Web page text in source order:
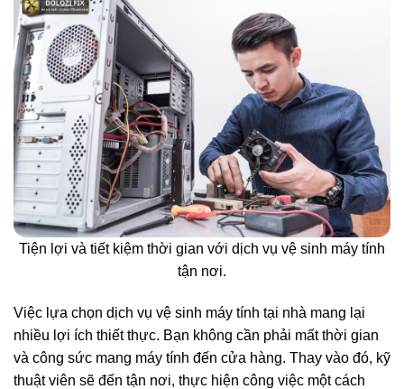
Tiện lợi và tiết kiệm thời gian với dịch vụ vệ sinh máy tính
tận nơi.
Việc lựa chọn dịch vụ vệ sinh máy tính tại nhà mang lại
nhiều lợi ích thiết thực. Bạn không cần phải mất thời gian
và công sức mang máy tính đến cửa hàng. Thay vào đó, kỹ
thuật viên sẽ đến tận nơi, thực hiện công việc một cách